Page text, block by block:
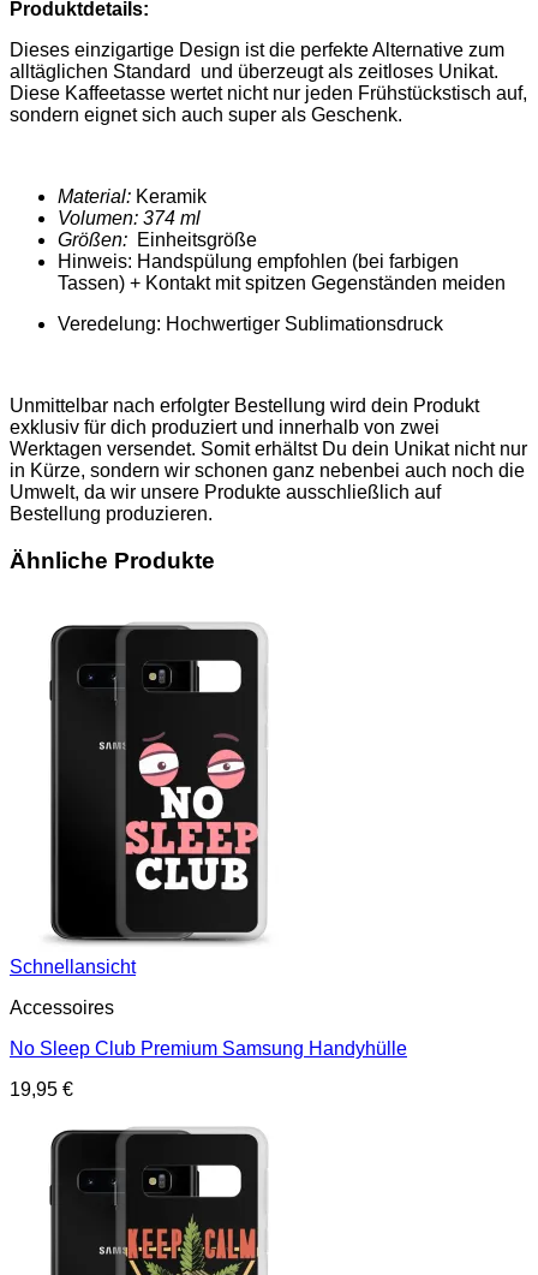
Produktdetails:
Dieses einzigartige Design ist die perfekte Alternative zum
alltäglichen Standard und überzeugt als zeitloses Unikat.
Diese Kaffeetasse wertet nicht nur jeden Frühstückstisch auf,
sondern eignet sich auch super als Geschenk.
Material: Keramik
Volumen: 374 ml
Größen: Einheitsgröße
Hinweis: Handspülung empfohlen (bei farbigen
Tassen) + Kontakt mit spitzen Gegenständen meiden
Veredelung: Hochwertiger Sublimationsdruck
Unmittelbar nach erfolgter Bestellung wird dein Produkt
exklusiv für dich produziert und innerhalb von zwei
Werktagen versendet. Somit erhältst Du dein Unikat nicht nur
in Kürze, sondern wir schonen ganz nebenbei auch noch die
Umwelt, da wir unsere Produkte ausschließlich auf
Bestellung produzieren.
Ähnliche Produkte
Schnellansicht
Accessoires
No Sleep Club Premium Samsung Handyhülle
19,95 €